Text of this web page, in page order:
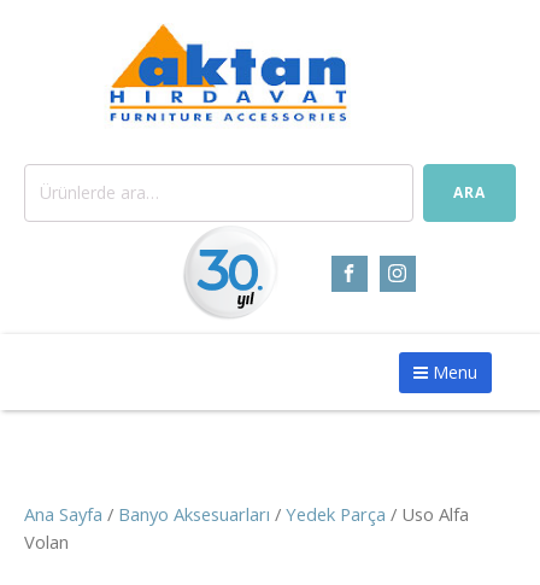
Ara: ARA
Menu
Ana Sayfa / Banyo Aksesuarları / Yedek Parça / Uso Alfa
Volan